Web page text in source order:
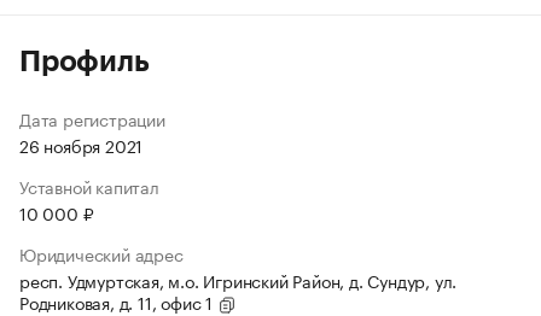
Профиль
Дата регистрации
26 ноября 2021
Уставной капитал
10 000 ₽
Юридический адрес
респ. Удмуртская, м.о. Игринский Район, д. Сундур, ул.
Родниковая, д. 11, офис 1